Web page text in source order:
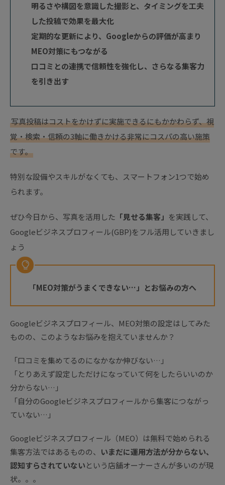
明るさや構図を意識した撮影と、タイミングを工夫
した投稿で効果を最大化
定期的な更新により、Googleからの評価が高まり
MEO対策にもつながる
口コミとの連携で信頼性を強化し、さらなる集客力
を引き出す
写真投稿はコストをかけずに実施できるにもかかわらず、視
覚・検索・信頼の3軸に働きかける非常にコスパの高い施策
です。
特別な設備やスキルがなくても、スマートフォン1つで始め
られます。
ぜひ今日から、写真を活用した 「見せる集客」 を実践して、
Googleビジネスプロフィール(GBP)をフル活用していきまし
ょう
「MEO対策がうまくできない…」とお悩みの方へ
Googleビジネスプロフィール、MEO対策の設定はしてみた
ものの、このようなお悩みを抱えていませんか？
「口コミを集めてるのになかなか伸びない…」
「とりあえず設定しただけになっていて何をしたらいいのか
分からない…」
「自分のGoogleビジネスプロフィールから集客につながっ
ていない…」
Googleビジネスプロフィール（MEO）は無料で始められる
集客方法ではあるものの、 いまだに運用方法が分からない、
認知すらされていないという店舗オーナーさんが多いのが現
状。。。